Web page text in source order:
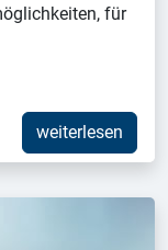
für
weiterlesen